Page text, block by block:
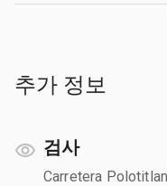
추가 정보
검사
Carretera